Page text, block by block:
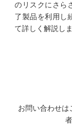
https://
2025-48822
https://
2025-21195
のリスクにさら
了製品を利用し
て詳しく解説しま
お問い合わせは